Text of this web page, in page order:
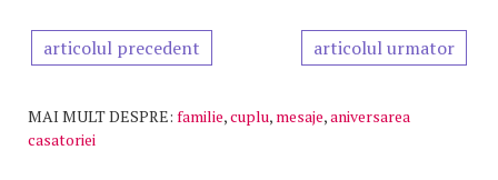
articolul precedent articolul urmator
MAI MULT DESPRE: familie,cuplu, mesaje,aniversarea
casatoriei